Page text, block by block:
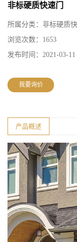
非标硬质快速门
所属分类： 非标硬质
浏览次数： 1653
发布时间： 2021-03-11
我要询价
产品概述